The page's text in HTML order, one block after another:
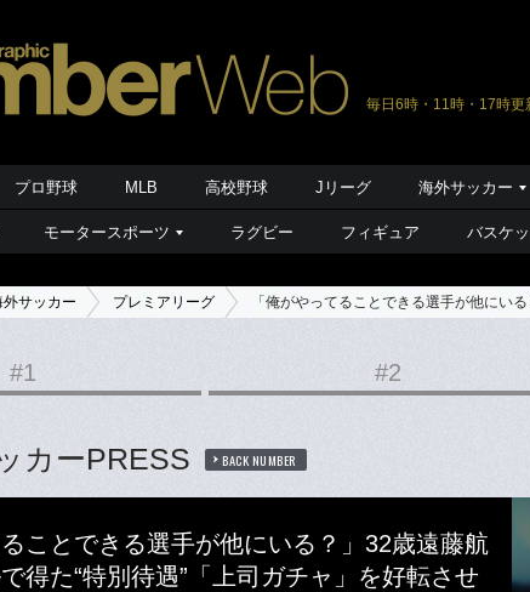
毎日6時・11時・17時更
プロ野球 MLB 高校野球 Jリーグ 海外サッカー
モータースポーツ ラグビー フィギュア バスケ
外サッカー プレミアリーグ 「俺がやってることできる選手が他にい
#1 #2
カーPRESS BACK NUMBER
ることできる選手が他にいる？」32歳遠藤航
得た“特別待遇”「上司ガチャ」を好転させ